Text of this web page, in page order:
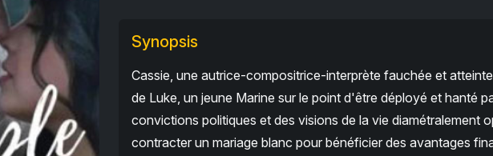
Synopsis
Cassie, une autrice-compositrice-interprète fauchée et
de Luke, un jeune Marine sur le point d'être déployé et hanté
convictions politiques et des visions de la vie diamétralement
contracter un mariage blanc pour bénéficier des avantages